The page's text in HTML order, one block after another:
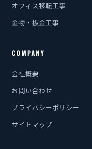
オフィス移転工事
金物・板金工事
COMPANY
会社概要
お問い合わせ
プライバシーポリシー
サイトマップ